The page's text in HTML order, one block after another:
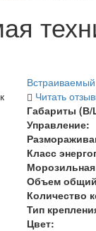
Читать
Габариты
Управление:
Класс
Объем
Количество
Тип
Цвет: